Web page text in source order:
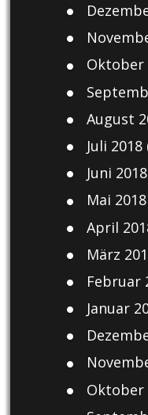
Oktober
August
Juli 2018
Juni 2018
Mai 2018
April
März
Februar
Januar
Oktober